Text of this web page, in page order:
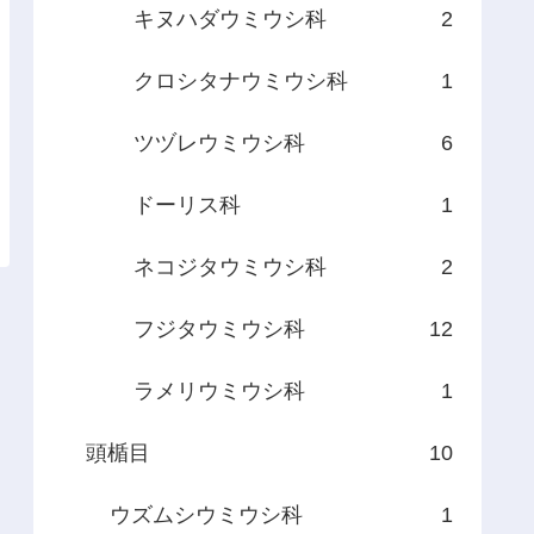
キヌハダウミウシ科 2
クロシタナウミウシ科 1
ツヅレウミウシ科 6
ドーリス科 1
ネコジタウミウシ科 2
フジタウミウシ科 12
ラメリウミウシ科 1
頭楯目 10
ウズムシウミウシ科 1